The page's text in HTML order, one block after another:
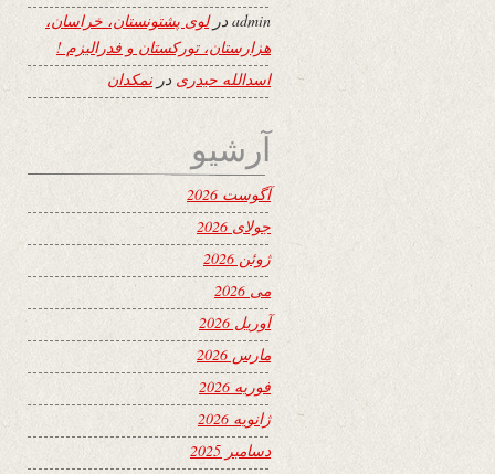
adminدرلوی پشتونستان، خراسان،
هزارستان، تورکستان و فدرالیزم !
اسدالله حیدری درنمکدان
آرشیو
آگوست 2026
جولای 2026
ژوئن 2026
می 2026
آوریل 2026
مارس 2026
فوریه 2026
ژانویه 2026
دسامبر 2025